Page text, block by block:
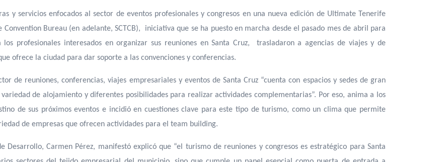
y servicios enfocados al sector de eventos profesionales y congresos en una nueva edición de Ultimate Tenerife
Convention Bureau (en adelante, SCTCB), iniciativa que se ha puesto en marcha desde el pasado mes de abril para
profesionales interesados en organizar sus reuniones en Santa Cruz, trasladaron a agencias de viajes y de
ofrece la ciudad para dar soporte a las convenciones y conferencias.
de reuniones, conferencias, viajes empresariales y eventos de Santa Cruz “cuenta con espacios y sedes de gran
de alojamiento y diferentes posibilidades para realizar actividades complementarias”. Por eso, anima a los
de sus próximos eventos e incidió en cuestiones clave para este tipo de turismo, como un clima que permite
de empresas que ofrecen actividades para el team building.
Desarrollo, Carmen Pérez, manifestó explicó que “el turismo de reuniones y congresos es estratégico para Santa